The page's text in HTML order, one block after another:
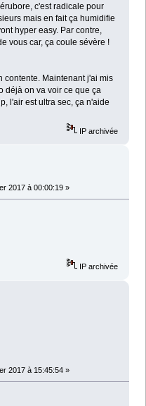
c'est radicale pour
mais en fait ça humidifie
hyper easy. Par contre,
vous car, ça coule sévère !
contente. Maintenant j'ai mis
déjà on va voir ce que ça
l'air est ultra sec, ça n'aide
IP archivée
2017 à 00:00:19 »
IP archivée
2017 à 15:45:54 »